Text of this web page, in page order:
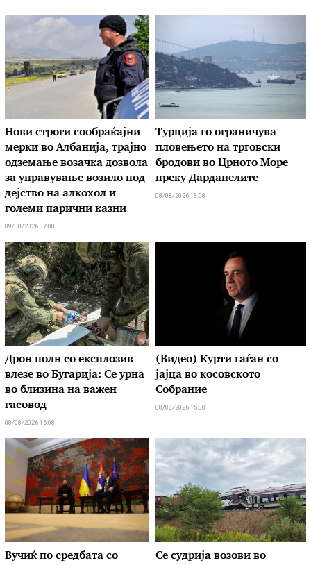
Нови строги сообраќајни
мерки во Aлбанија, трајно
одземање возачка дозвола
за управување возило под
дејство на алкохол и
големи парични казни
09/08/2026 07:08
Турција го ограничува
пловењето на трговски
бродови во Црното Море
преку Дарданелите
08/08/2026 18:08
Дрон полн со експлозив
влезе во Бугарија: Се урна
во близина на важен
гасовод
08/08/2026 16:08
(Видео) Курти гаѓан со
јајца во косовското
Собрание
08/08/2026 15:08
Вучиќ по средбата со
Се судрија возови во